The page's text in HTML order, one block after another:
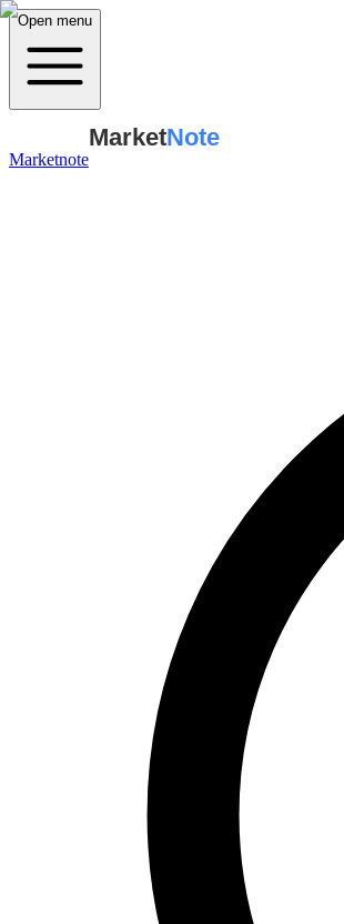
Open menu
Marketnote
MarketNote